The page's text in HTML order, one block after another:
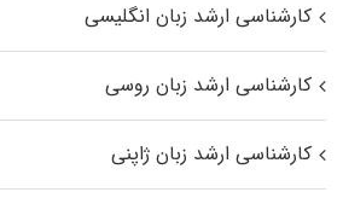
کارشناسی ارشد زبان انگلیسی
کارشناسی ارشد زبان روسی
کارشناسی ارشد زبان ژاپنی